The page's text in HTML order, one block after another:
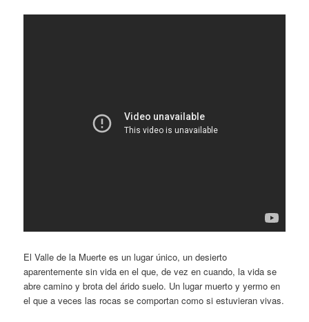
El Valle de la Muerte es un lugar único, un desierto
aparentemente sin vida en el que, de vez en cuando, la vida se
abre camino y brota del árido suelo. Un lugar muerto y yermo en
el que a veces las rocas se comportan como si estuvieran vivas.